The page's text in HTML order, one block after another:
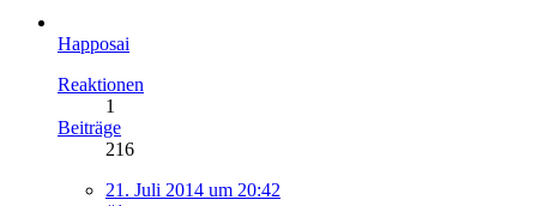
Happosai
Reaktionen
1
Beiträge
216
21. Juli 2014 um 20:42